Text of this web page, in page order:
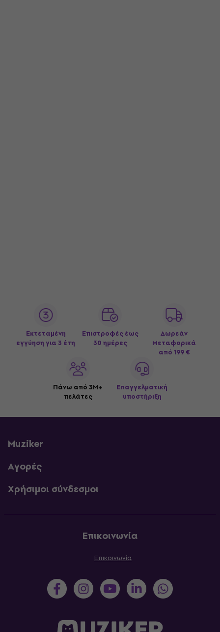
Εκτεταμένη
εγγύηση για 3 έτη
Επιστροφές έως
30 ημέρες
Δωρεάν
Μεταφορικά
από 199 €
Πάνω από 3M+
πελάτες
Επαγγελματική
υποστήριξη
Muziker
Αγορές
Χρήσιμοι σύνδεσμοι
Επικοινωνία
Επικοινωνία